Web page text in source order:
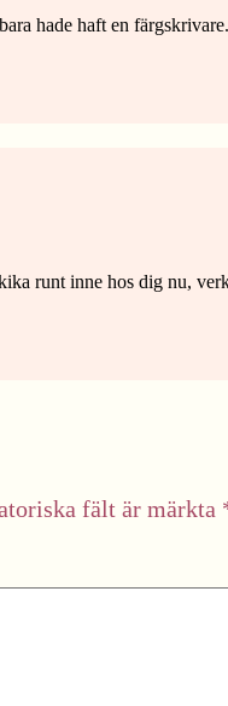
hade haft en
runt inne hos dig nu,
fält är märkta